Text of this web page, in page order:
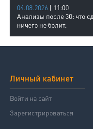
04.08.2026 | 11:00
Анализы после 30: что
ничего не болит.
Личный кабинет
Войти на сайт
Зарегистрироваться